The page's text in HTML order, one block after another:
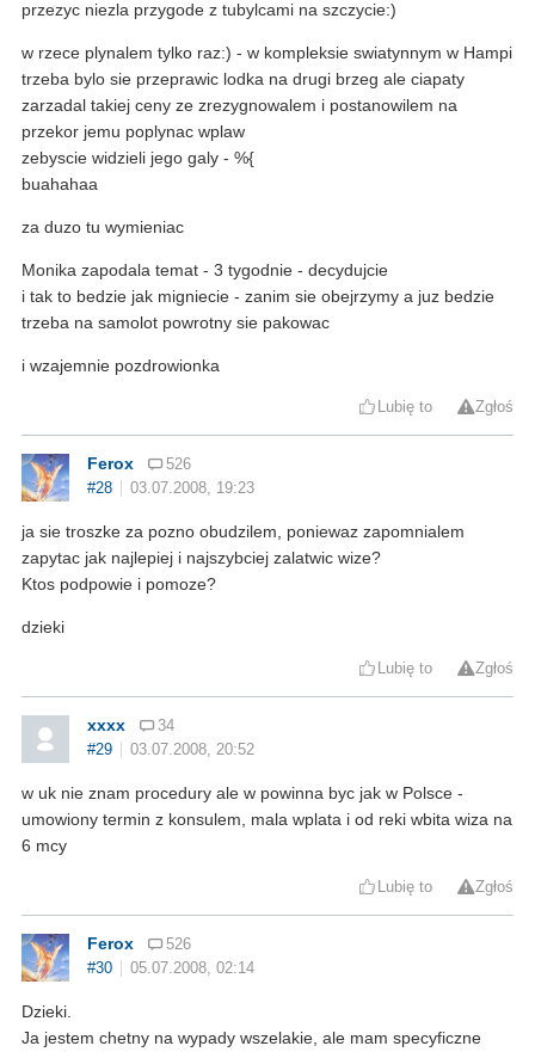
przezyc niezla przygode z tubylcami na szczycie:)
w rzece plynalem tylko raz:) - w kompleksie swiatynnym w Hampi
trzeba bylo sie przeprawic lodka na drugi brzeg ale ciapaty
zarzadal takiej ceny ze zrezygnowalem i postanowilem na
przekor jemu poplynac wplaw
zebyscie widzieli jego galy - %{
buahahaa
za duzo tu wymieniac
Monika zapodala temat - 3 tygodnie - decydujcie
i tak to bedzie jak migniecie - zanim sie obejrzymy a juz bedzie
trzeba na samolot powrotny sie pakowac
i wzajemnie pozdrowionka
Lubię to Zgłoś
Ferox
526
#28
03.07.2008, 19:23
ja sie troszke za pozno obudzilem, poniewaz zapomnialem
zapytac jak najlepiej i najszybciej zalatwic wize?
Ktos podpowie i pomoze?
dzieki
Lubię to Zgłoś
xxxx
34
#29
03.07.2008, 20:52
w uk nie znam procedury ale w powinna byc jak w Polsce -
umowiony termin z konsulem, mala wplata i od reki wbita wiza na
6 mcy
Lubię to Zgłoś
Ferox
526
#30
05.07.2008, 02:14
Dzieki.
Ja jestem chetny na wypady wszelakie, ale mam specyficzne